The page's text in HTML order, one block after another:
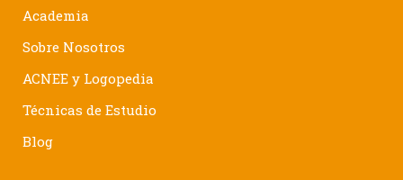
Academia
Sobre Nosotros
ACNEE y Logopedia
Técnicas de Estudio
Blog